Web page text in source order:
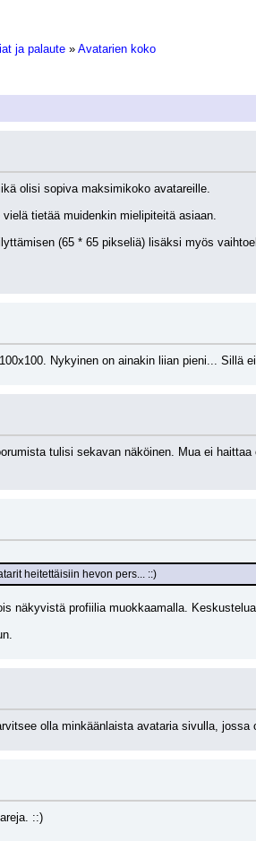
ja palaute » Avatarien koko
olisi sopiva maksimikoko avatareille.
tietää muidenkin mielipiteitä asiaan.
(65 * 65 pikseliä) lisäksi myös
Nykyinen on ainakin liian pieni... Sillä
tulisi sekavan näköinen. Mua ei
heitettäisiin hevon pers... ::)
näkyvistä profiilia muokkaamalla.
olla minkäänlaista avataria sivulla, jossa
::)